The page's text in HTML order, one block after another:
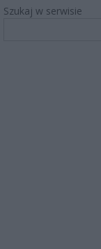
Szukaj w serwisie